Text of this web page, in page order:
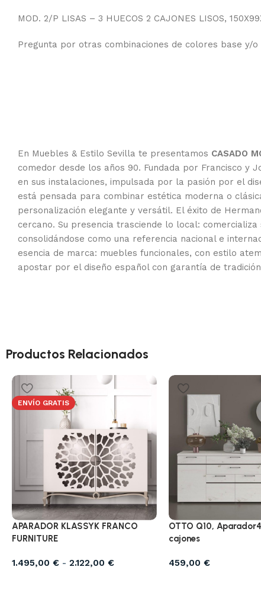
MOD. 2/P LISAS – 3 HUECOS 2 CAJONES LISOS,
Pregunta por otras combinaciones de colores base y/o
En Muebles & Estilo Sevilla te presentamos CASADO
comedor desde los años 90. Fundada por Francisco y
en sus instalaciones, impulsada por la pasión por el
está pensada para combinar estética moderna o
personalización elegante y versátil. El éxito de
cercano. Su presencia trasciende lo local:
consolidándose como una referencia nacional e
esencia de marca: muebles funcionales, con estilo
apostar por el diseño español con garantía de
Productos Relacionados
ENVÍO GRATIS
APARADOR KLASSYK FRANCO
FURNITURE
1.495,00 € - 2.122,00 €
OTTO Q10,
cajones
459,00 €